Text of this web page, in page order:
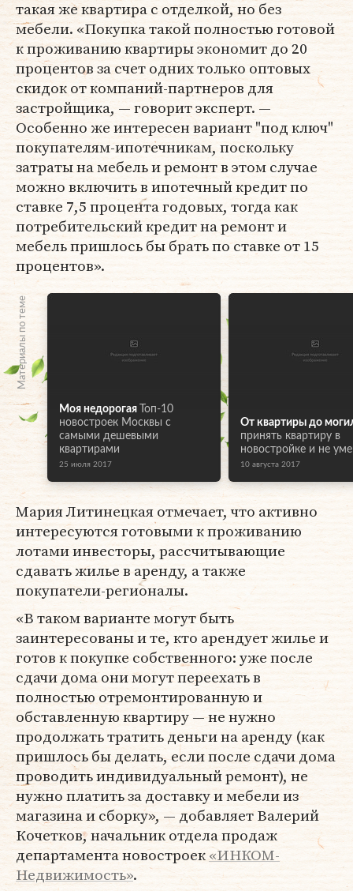
такая же квартира с отделкой, но без
мебели. «Покупка такой полностью готовой
к проживанию квартиры экономит до 20
процентов за счет одних только оптовых
скидок от компаний-партнеров для
застройщика, — говорит эксперт. —
Особенно же интересен вариант "под ключ"
покупателям-ипотечникам, поскольку
затраты на мебель и ремонт в этом случае
можно включить в ипотечный кредит по
ставке 7,5 процента годовых, тогда как
потребительский кредит на ремонт и
мебель пришлось бы брать по ставке от 15
процентов».
Материалы по теме
Моя недорогая
Топ-10
новостроек Москвы с
самыми дешевыми
квартирами
25 июля 2017
От квартиры до
принять квартиру в
новостройке и не
10 августа 2017
Мария Литинецкая отмечает, что активно
интересуются готовыми к проживанию
лотами инвесторы, рассчитывающие
сдавать жилье в аренду, а также
покупатели-регионалы.
«В таком варианте могут быть
заинтересованы и те, кто арендует жилье и
готов к покупке собственного: уже после
сдачи дома они могут переехать в
полностью отремонтированную и
обставленную квартиру — не нужно
продолжать тратить деньги на аренду (как
пришлось бы делать, если после сдачи дома
проводить индивидуальный ремонт), не
нужно платить за доставку и мебели из
магазина и сборку», — добавляет Валерий
Кочетков, начальник отдела продаж
департамента новостроек«ИНКОМ-
Недвижимость».